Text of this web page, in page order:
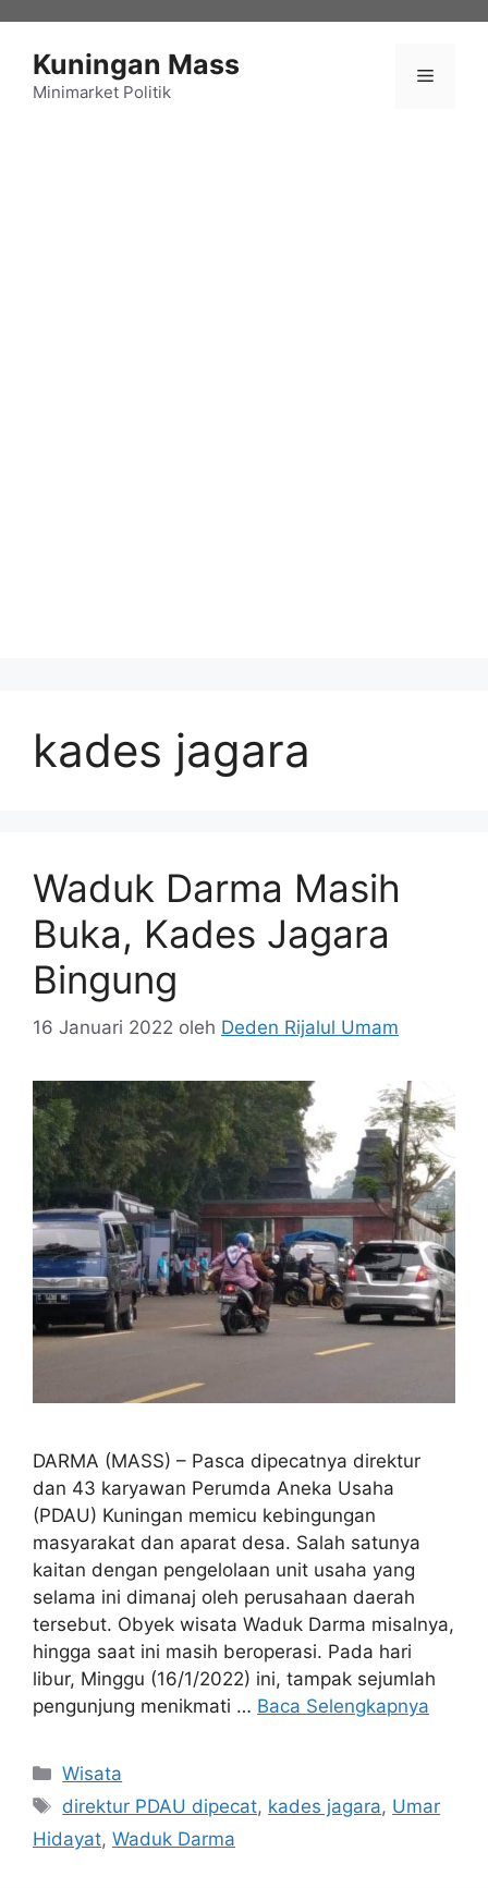
Kuningan Mass
Minimarket Politik
Menu
kades jagara
Waduk Darma Masih
Buka, Kades Jagara
Bingung
16 Januari 2022 oleh Deden Rijalul Umam
DARMA (MASS) – Pasca dipecatnya direktur
dan 43 karyawan Perumda Aneka Usaha
(PDAU) Kuningan memicu kebingungan
masyarakat dan aparat desa. Salah satunya
kaitan dengan pengelolaan unit usaha yang
selama ini dimanaj oleh perusahaan daerah
tersebut. Obyek wisata Waduk Darma misalnya,
hingga saat ini masih beroperasi. Pada hari
libur, Minggu (16/1/2022) ini, tampak sejumlah
pengunjung menikmati … Baca Selengkapnya
Kategori
Wisata
Tag
direktur PDAU dipecat, kades jagara, Umar
Hidayat, Waduk Darma